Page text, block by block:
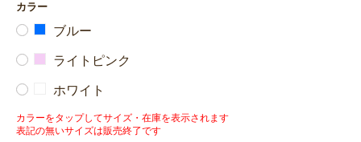
カラー
ブルー
ライトピンク
ホワイト
カラーをタップしてサイズ・在庫を表示されます
表記の無いサイズは販売終了です